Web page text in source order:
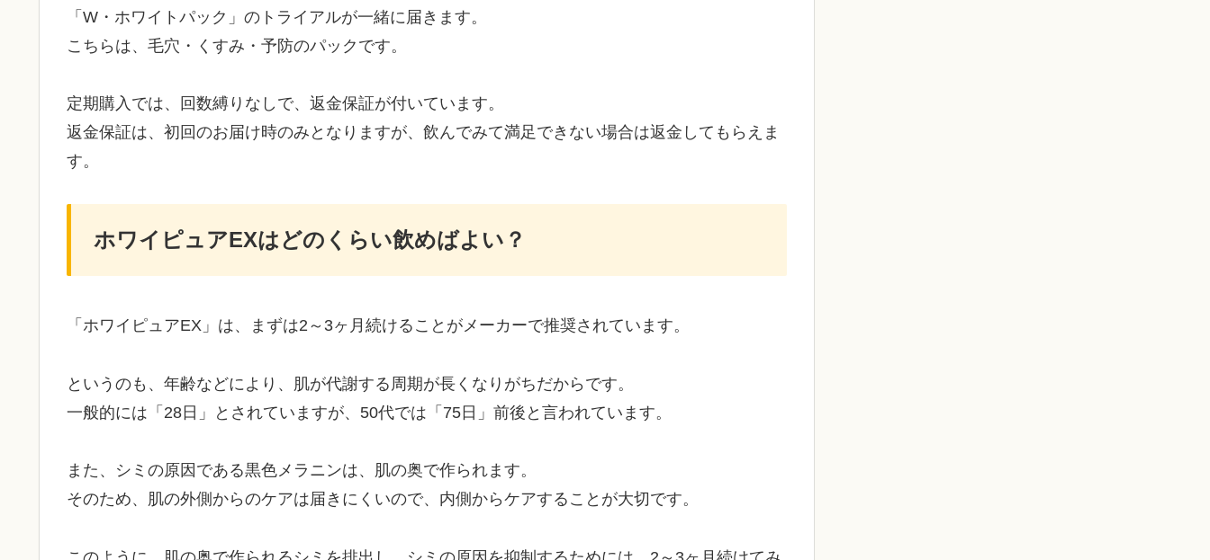
「W・ホワイトパック」のトライアルが一緒に届きます。
こちらは、毛穴・くすみ・予防のパックです。
定期購入では、回数縛りなしで、返金保証が付いています。
返金保証は、初回のお届け時のみとなりますが、飲んでみて満足できない場合は返金してもらえま
す。
ホワイピュアEXはどのくらい飲めばよい？
「ホワイピュアEX」は、まずは2～3ヶ月続けることがメーカーで推奨されています。
というのも、年齢などにより、肌が代謝する周期が長くなりがちだからです。
一般的には「28日」とされていますが、50代では「75日」前後と言われています。
また、シミの原因である黒色メラニンは、肌の奥で作られます。
そのため、肌の外側からのケアは届きにくいので、内側からケアすることが大切です。